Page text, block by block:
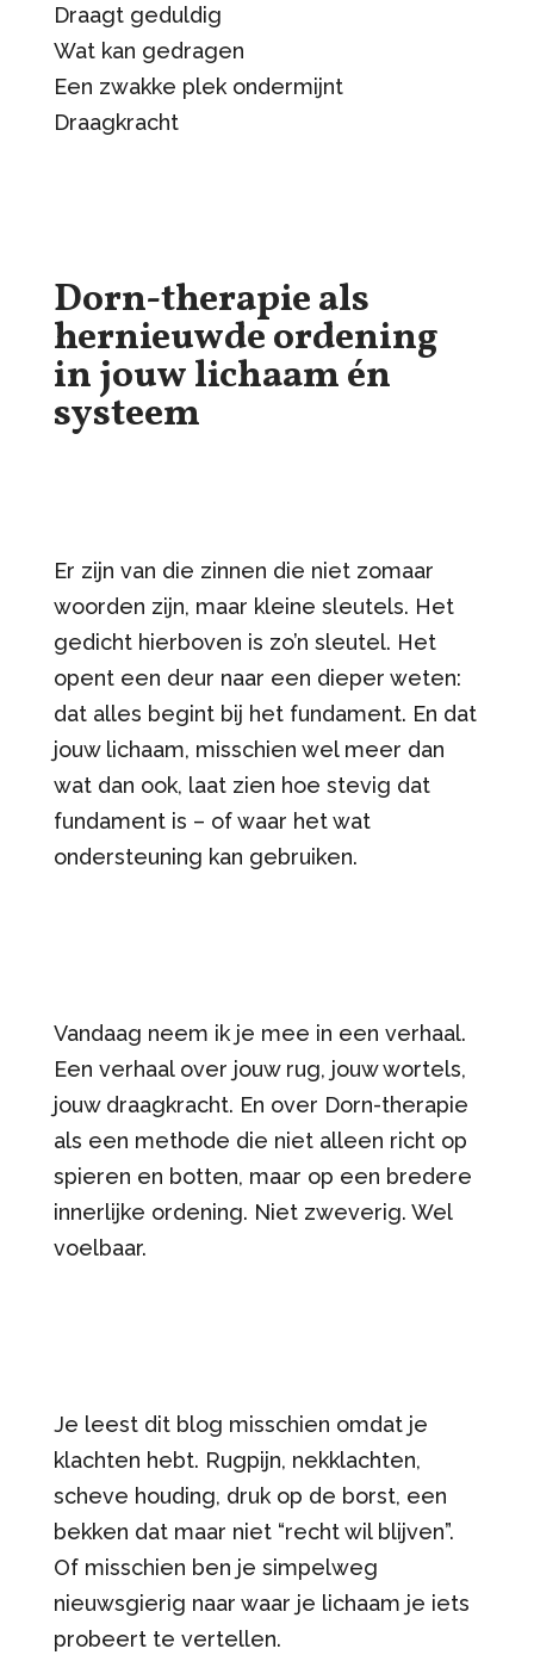
Draagt geduldig
Wat kan gedragen
Een zwakke plek ondermijnt
Draagkracht
Dorn-therapie als
hernieuwde ordening
in jouw lichaam én
systeem
Er zijn van die zinnen die niet zomaar
woorden zijn, maar kleine sleutels. Het
gedicht hierboven is zo’n sleutel. Het
opent een deur naar een dieper weten:
dat alles begint bij het fundament. En dat
jouw lichaam, misschien wel meer dan
wat dan ook, laat zien hoe stevig dat
fundament is – of waar het wat
ondersteuning kan gebruiken.
Vandaag neem ik je mee in een verhaal.
Een verhaal over jouw rug, jouw wortels,
jouw draagkracht. En over Dorn-therapie
als een methode die niet alleen richt op
spieren en botten, maar op een bredere
innerlijke ordening. Niet zweverig. Wel
voelbaar.
Je leest dit blog misschien omdat je
klachten hebt. Rugpijn, nekklachten,
scheve houding, druk op de borst, een
bekken dat maar niet “recht wil blijven”.
Of misschien ben je simpelweg
nieuwsgierig naar waar je lichaam je iets
probeert te vertellen.